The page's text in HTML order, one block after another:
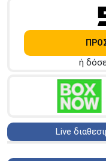
ή
Live